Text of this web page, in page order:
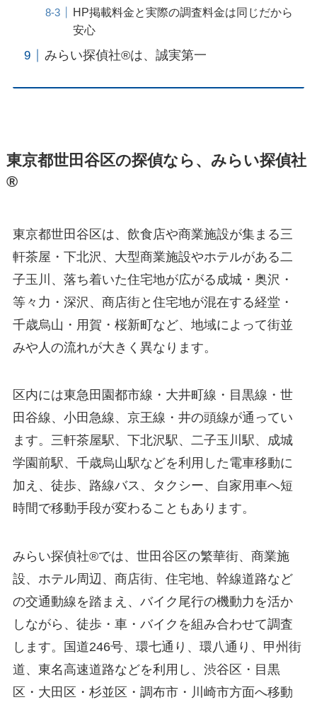
HP掲載料金と実際の調査料金は同じだから
安心
みらい探偵社®︎は、誠実第一
東京都世田谷区の探偵なら、みらい探偵社
®︎
東京都世田谷区は、飲食店や商業施設が集まる三
軒茶屋・下北沢、大型商業施設やホテルがある二
子玉川、落ち着いた住宅地が広がる成城・奥沢・
等々力・深沢、商店街と住宅地が混在する経堂・
千歳烏山・用賀・桜新町など、地域によって街並
みや人の流れが大きく異なります。
区内には東急田園都市線・大井町線・目黒線・世
田谷線、小田急線、京王線・井の頭線が通ってい
ます。三軒茶屋駅、下北沢駅、二子玉川駅、成城
学園前駅、千歳烏山駅などを利用した電車移動に
加え、徒歩、路線バス、タクシー、自家用車へ短
時間で移動手段が変わることもあります。
みらい探偵社®︎では、世田谷区の繁華街、商業施
設、ホテル周辺、商店街、住宅地、幹線道路など
の交通動線を踏まえ、バイク尾行の機動力を活か
しながら、徒歩・車・バイクを組み合わせて調査
します。国道246号、環七通り、環八通り、甲州街
道、東名高速道路などを利用し、渋谷区・目黒
区・大田区・杉並区・調布市・川崎市方面へ移動